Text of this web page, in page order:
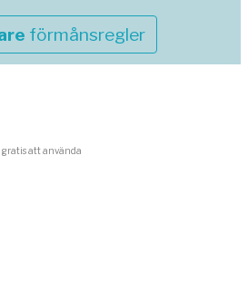
förmånsregler
gratis att använda